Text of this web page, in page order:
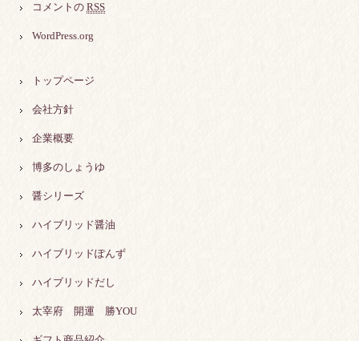
コメントの RSS
WordPress.org
トップページ
会社方針
企業概要
博多のしょうゆ
醤シリーズ
ハイブリッド醤油
ハイブリッドぽんず
ハイブリッドだし
太宰府 開運 勝YOU